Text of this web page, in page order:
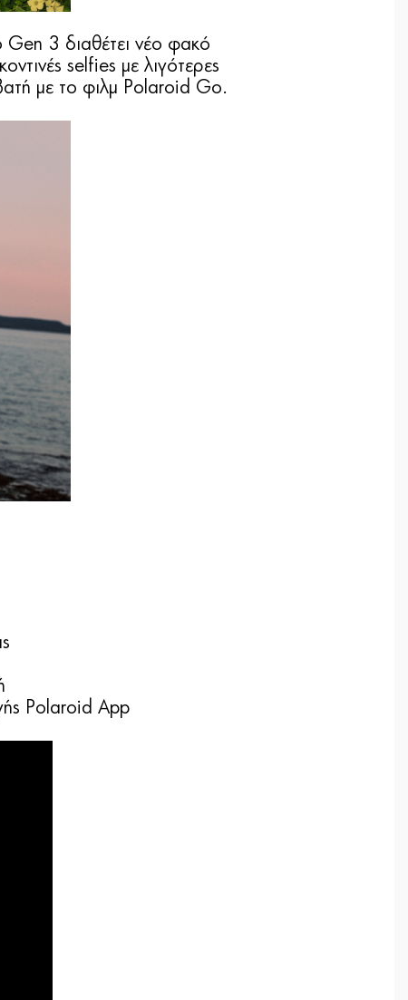
Gen 3 διαθέτει νέο φακό
selfies με λιγότερες
με το φιλμ Polaroid Go.
Polaroid App